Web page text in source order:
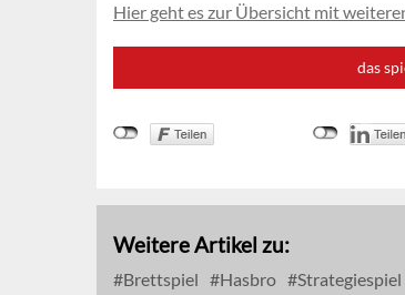
Hier geht es zur Übersicht mit
das
Weitere Artikel zu:
Brettspiel Hasbro Strategiespiel